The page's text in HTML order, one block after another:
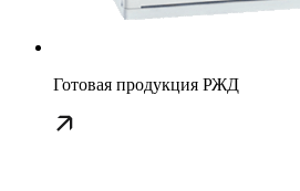
Готовая продукция РЖД